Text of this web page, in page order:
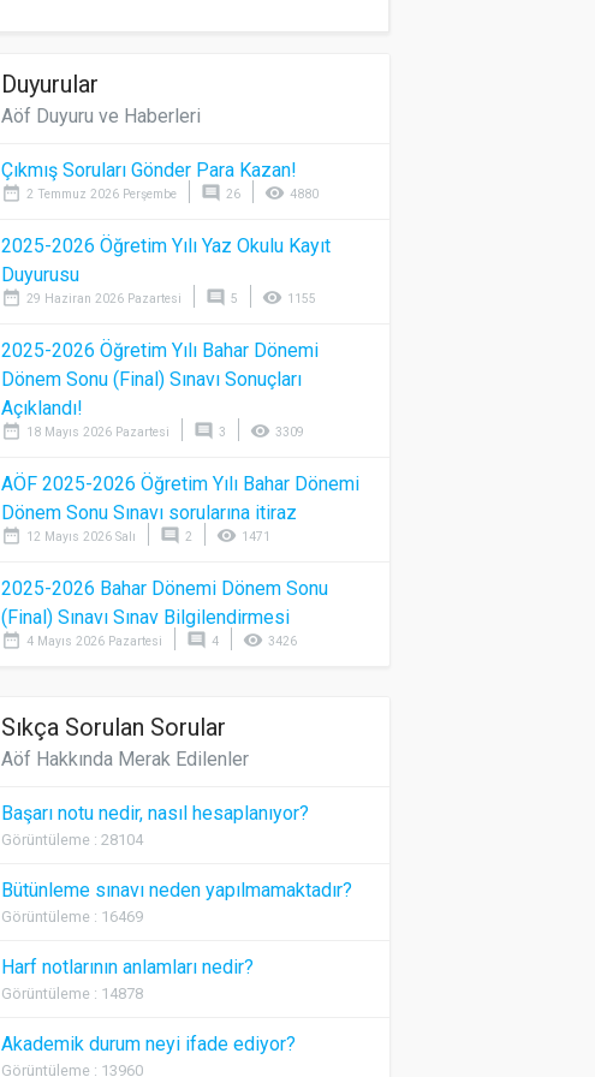
Duyurular
Aöf Duyuru ve Haberleri
Çıkmış Soruları Gönder Para Kazan!
date_range 2 Temmuz 2026 Perşembe comment 26 visibility 4880
2025-2026 Öğretim Yılı Yaz Okulu Kayıt
Duyurusu
date_range 29 Haziran 2026 Pazartesi comment 5 visibility 1155
2025-2026 Öğretim Yılı Bahar Dönemi
Dönem Sonu (Final) Sınavı Sonuçları
Açıklandı!
date_range 18 Mayıs 2026 Pazartesi comment 3 visibility 3309
AÖF 2025-2026 Öğretim Yılı Bahar Dönemi
Dönem Sonu Sınavı sorularına itiraz
date_range 12 Mayıs 2026 Salı comment 2 visibility 1471
2025-2026 Bahar Dönemi Dönem Sonu
(Final) Sınavı Sınav Bilgilendirmesi
date_range 4 Mayıs 2026 Pazartesi comment 4 visibility 3426
Sıkça Sorulan Sorular
Aöf Hakkında Merak Edilenler
Başarı notu nedir, nasıl hesaplanıyor?
Görüntüleme : 28104
Bütünleme sınavı neden yapılmamaktadır?
Görüntüleme : 16469
Harf notlarının anlamları nedir?
Görüntüleme : 14878
Akademik durum neyi ifade ediyor?
Görüntüleme : 13960